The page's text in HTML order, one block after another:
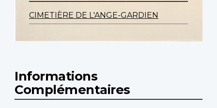
CIMETIÈRE DE L'ANGE-GARDIEN
Informations
Complémentaires